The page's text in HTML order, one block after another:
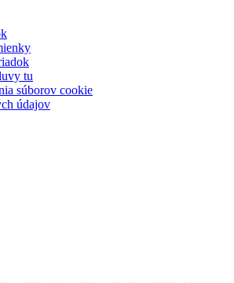
tu
súborov cookie
údajov